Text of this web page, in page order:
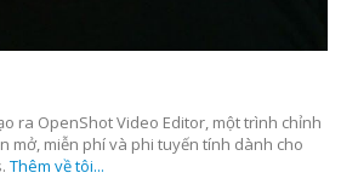
ra OpenShot Video Editor, một trình chỉnh
mở, miễn phí và phi tuyến tính dành cho
Thêm về tôi...